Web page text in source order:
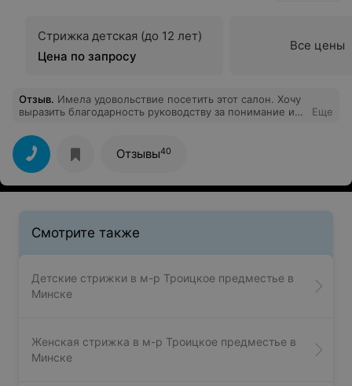
Стрижка детская (до 12 лет)
Цена по запросу
Все цены
Отзыв. Имела удовольствие посетить этот салон. Хочу
выразить благодарность руководству за понимание и
моего подарочного сертификата, салон оказал мне
заявленную услугу). Не могу не поблагодарить
косметолога Дорожко Наталью за профессионализм и
очень приятное общение. Желаю всем Вам здоровья,
благополучия, многочисленных и благодарных
Еще
Отзывы40
Смотрите также
Детские стрижки в м-р Троицкое предместье в
Минске
Женская стрижка в м-р Троицкое предместье в
Минске